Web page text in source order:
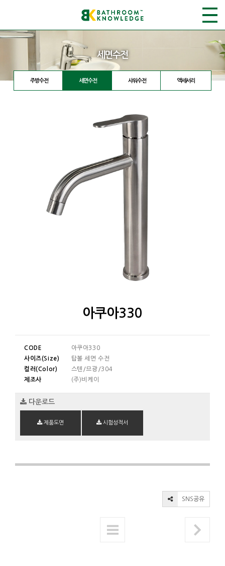
세면수전
주방수전 세면수전 샤워수전 액세서리
아쿠아330
CODE
아쿠아330
사이즈(Size)
탑볼 세면 수전
컬러(Color)
스텐/므광/304
제조사
(주)비케이
다운로드
제품도면 시험성적서
SNS공유